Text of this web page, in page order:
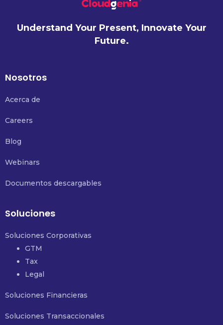
Understand Your Present, Innovate Your
Future.
Nosotros
Acerca de
Careers
Blog
Webinars
Documentos descargables
Soluciones
Soluciones Corporativas
GTM
Tax
Legal
Soluciones Financieras
Soluciones Transaccionales